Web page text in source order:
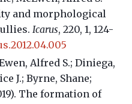
and morphological
Icarus, 220, 1, 124-
Alfred S.; Diniega,
J.; Byrne, Shane;
The formation of